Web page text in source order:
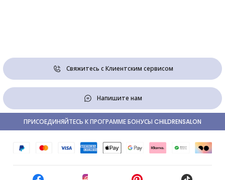
Свяжитесь с Клиентским сервисом
Напишите нам
ПРИСОЕДИНЯЙТЕСЬ К ПРОГРАММЕ БОНУСЫ CHILDRENSALON